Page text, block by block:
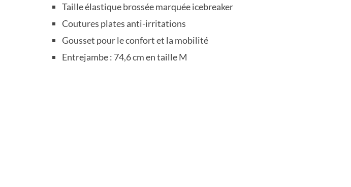
Taille élastique brossée marquée icebreaker
Coutures plates anti-irritations
Gousset pour le confort et la mobilité
Entrejambe : 74,6 cm en taille M